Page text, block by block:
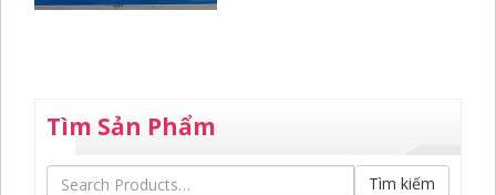
Tìm Sản Phẩm
Tìm kiếm